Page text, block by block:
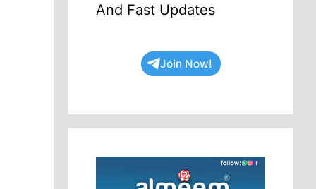
And Fast Updates
Join Now!